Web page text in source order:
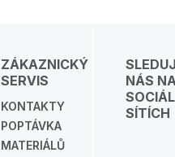
ZÁKAZNICKÝ
SERVIS
KONTAKTY
POPTÁVKA
MATERIÁLŮ
NÁS
SÍTÍCH